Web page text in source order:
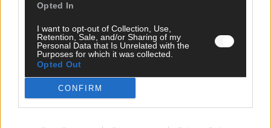
Opted In
I want to opt-out of Collection, Use,
Retention, Sale, and/or Sharing of my
Personal Data that Is Unrelated with the
Purposes for which it was collected.
Opted Out
CONFIRM
Meinung
Eurovision
FLASH – DAS VIDEOPORTAL